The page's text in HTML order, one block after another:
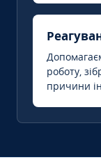
роботу,
причини